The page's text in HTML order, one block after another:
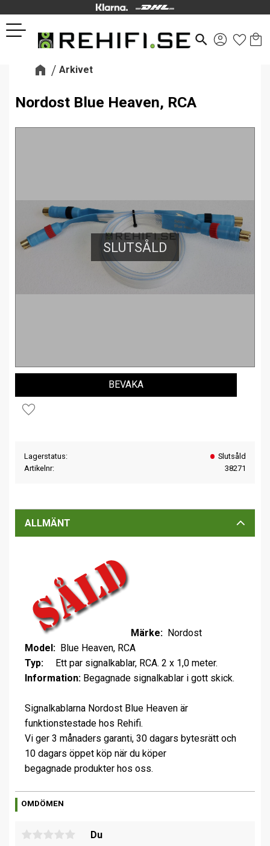
Meny
search
Arkivet
Nordost Blue Heaven, RCA
SLUTSÅLD
Lägg till i favoriter
BEVAKA
Lagerstatus
Slutsåld
Artikelnr
38271
ALLMÄNT
Märke: Nordost
Model: Blue Heaven, RCA
Typ:
Ett par signalkablar, RCA. 2 x 1,0 meter.
Information: Begagnade signalkablar i gott skick.
Signalkablarna Nordost Blue Heaven är
funktionstestade hos Rehifi.
Vi ger 3 månaders garanti, 30 dagars bytesrätt och
10 dagars öppet köp när du köper
begagnade produkter hos oss.
OMDÖMEN
Du